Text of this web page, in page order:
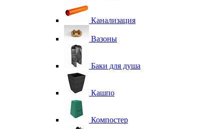
Канализация
Вазоны
Баки для душа
Кашпо
Компостер